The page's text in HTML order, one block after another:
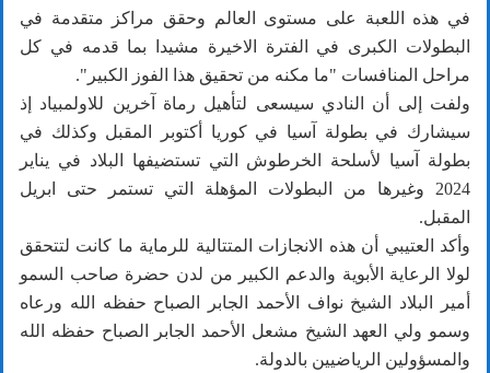
في هذه اللعبة على مستوى العالم وحقق مراكز متقدمة في
البطولات الكبرى في الفترة الاخيرة مشيدا بما قدمه في كل
مراحل المنافسات "ما مكنه من تحقيق هذا الفوز الكبير".
ولفت إلى أن النادي سيسعى لتأهيل رماة آخرين للاولمبياد إذ
سيشارك في بطولة آسيا في كوريا أكتوبر المقبل وكذلك في
بطولة آسيا لأسلحة الخرطوش التي تستضيفها البلاد في يناير
2024 وغيرها من البطولات المؤهلة التي تستمر حتى ابريل
المقبل.
وأكد العتيبي أن هذه الانجازات المتتالية للرماية ما كانت لتتحقق
لولا الرعاية الأبوية والدعم الكبير من لدن حضرة صاحب السمو
أمير البلاد الشيخ نواف الأحمد الجابر الصباح حفظه الله ورعاه
وسمو ولي العهد الشيخ مشعل الأحمد الجابر الصباح حفظه الله
والمسؤولين الرياضيين بالدولة.